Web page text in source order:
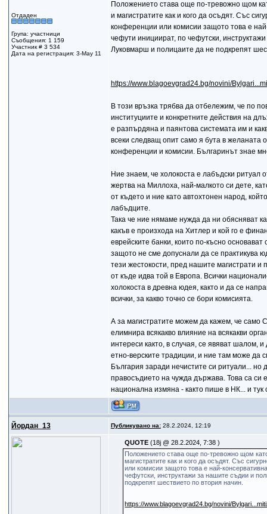
Отдаден
Група: участници
Съобщения: 1 159
Участник # 3 534
Дата на регистрация: 3-May 11
Положението става още по-тревожно щом
и магистратите как и кого да осъдят. Със
конференции или комисии защото това е
чефути инициират, по чефутски,
Луковмарш и полицаите да не подкрепят
https://www.blagoevgrad24.bg/novini/
В този връзка трябва да отбележим, че по
институциите и конкретните действия на
е разпърдяна и паянтова системата им и
всеки следващ опит само я бута в желаната
конференции и комисии. Българинът знае
Ние знаем, че холокоста е лабъдски ритуал
жертва на Миллоха, най-малкото си дете,
от където и ние като автохтонен народ,
лабъдците.
Така че ние нямаме нужда да ни обясняват
какъв е произхода на Хитлер и кой го е
еврейските банки, които по-късно
защото не сме допуснали да се практикува
тези жестокости, пред нашите магистрати
от къде идва той в Европа. Всички
холокоста в древна юдея, както и да се
всички, за какво точно се бори комисията.
А за магистратите можем да кажем, че само
елимнира всякакво влияние на всякакви
интереси както, в случая, се явяват шалом,
етно-верските традиции, и ние там може да
България заради нечистите си ритуали...
правосъдието на чужда държава. Това са си
национална измяна - както пише в НК... и
Йордан_13 Публикувано на:28.2.2024, 12:19
QUOTE (18j @ 28.2.2024, 7:38 )
Положението става още по-тревожно щом
магистратите как и кого да осъдят. Със
или комисии защото това е най-
чефутски, инструктажи за нашите съдии и
подкрепят шествието по втория начин.
https://www.blagoevgrad24.bg/novini/